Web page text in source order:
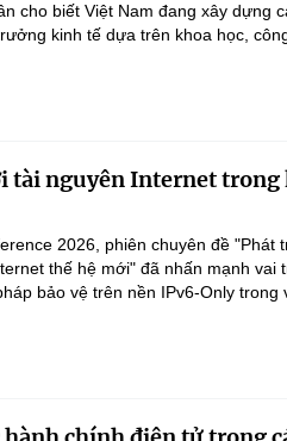
cho biết Việt Nam đang xây dựng
kinh tế dựa trên khoa học,
tài nguyên Internet trong
2026, phiên chuyên đề "Phát
thế hệ mới" đã nhấn mạnh vai
bảo vệ trên nền IPv6-Only trong